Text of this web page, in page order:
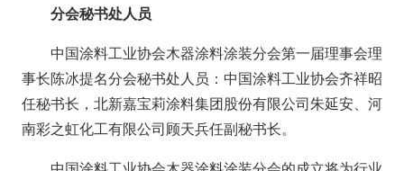
分会秘书处人员
中国涂料工业协会木器涂料涂装分会第一届理事会理
事长陈冰提名分会秘书处人员：中国涂料工业协会齐祥昭
任秘书长，北新嘉宝莉涂料集团股份有限公司朱延安、河
南彩之虹化工有限公司顾天兵任副秘书长。